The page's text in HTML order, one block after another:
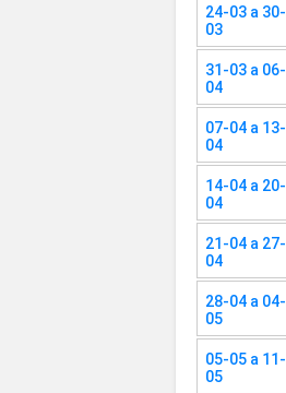
24-03 a 30-
03
31-03 a 06-
04
07-04 a 13-
04
14-04 a 20-
04
21-04 a 27-
04
28-04 a 04-
05
05-05 a 11-
05